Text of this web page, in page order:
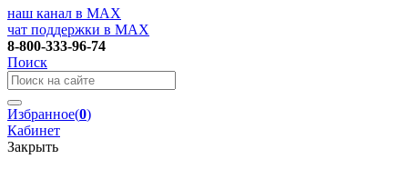
наш канал в MAX
чат поддержки в MAX
8-800-333-96-74
Поиск
Избранное(0)
Кабинет
Закрыть